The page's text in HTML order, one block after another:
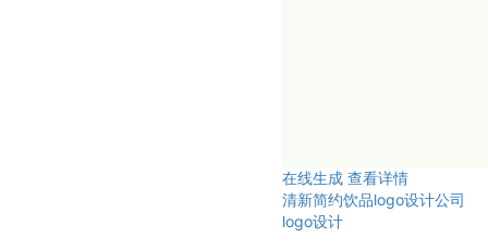
在线生成 查看详情
清新简约饮品logo设计公司
logo设计